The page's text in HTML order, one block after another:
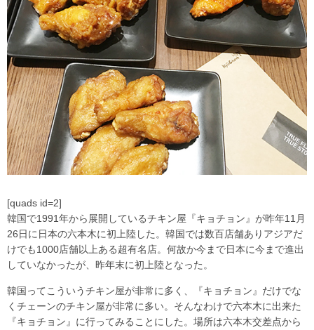
[quads id=2]
韓国で1991年から展開しているチキン屋『キョチョン』が昨年11月
26日に日本の六本木に初上陸した。韓国では数百店舗ありアジアだ
けでも1000店舗以上ある超有名店。何故か今まで日本に今まで進出
していなかったが、昨年末に初上陸となった。
韓国ってこういうチキン屋が非常に多く、『キョチョン』だけでな
くチェーンのチキン屋が非常に多い。そんなわけで六本木に出来た
『キョチョン』に行ってみることにした。場所は六本木交差点から